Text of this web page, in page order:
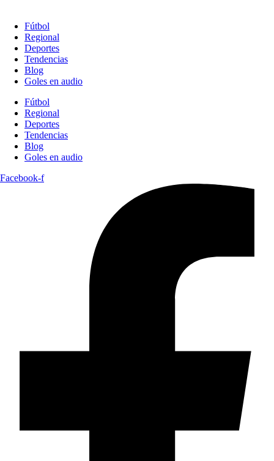
Fútbol
Regional
Deportes
Tendencias
Blog
Goles en audio
Fútbol
Regional
Deportes
Tendencias
Blog
Goles en audio
Facebook-f